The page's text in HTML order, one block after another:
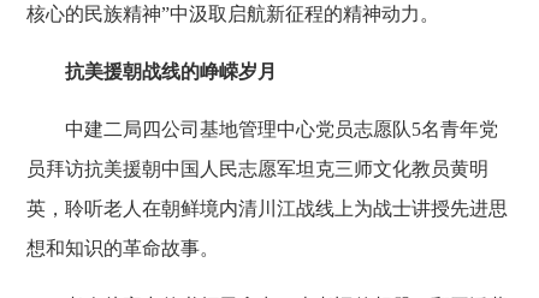
核心的民族精神”中汲取启航新征程的精神动力。
抗美援朝战线的峥嵘岁月
中建二局四公司基地管理中心党员志愿队5名青年党
员拜访抗美援朝中国人民志愿军坦克三师文化教员黄明
英，聆听老人在朝鲜境内清川江战线上为战士讲授先进思
想和知识的革命故事。